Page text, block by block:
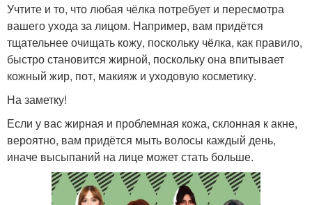
Учтите и то, что любая чёлка потребует и пересмотра
вашего ухода за лицом. Например, вам придётся
тщательнее очищать кожу, поскольку чёлка, как правило,
быстро становится жирной, поскольку она впитывает
кожный жир, пот, макияж и уходовую косметику.
На заметку!
Если у вас жирная и проблемная кожа, склонная к акне,
вероятно, вам придётся мыть волосы каждый день,
иначе высыпаний на лице может стать больше.